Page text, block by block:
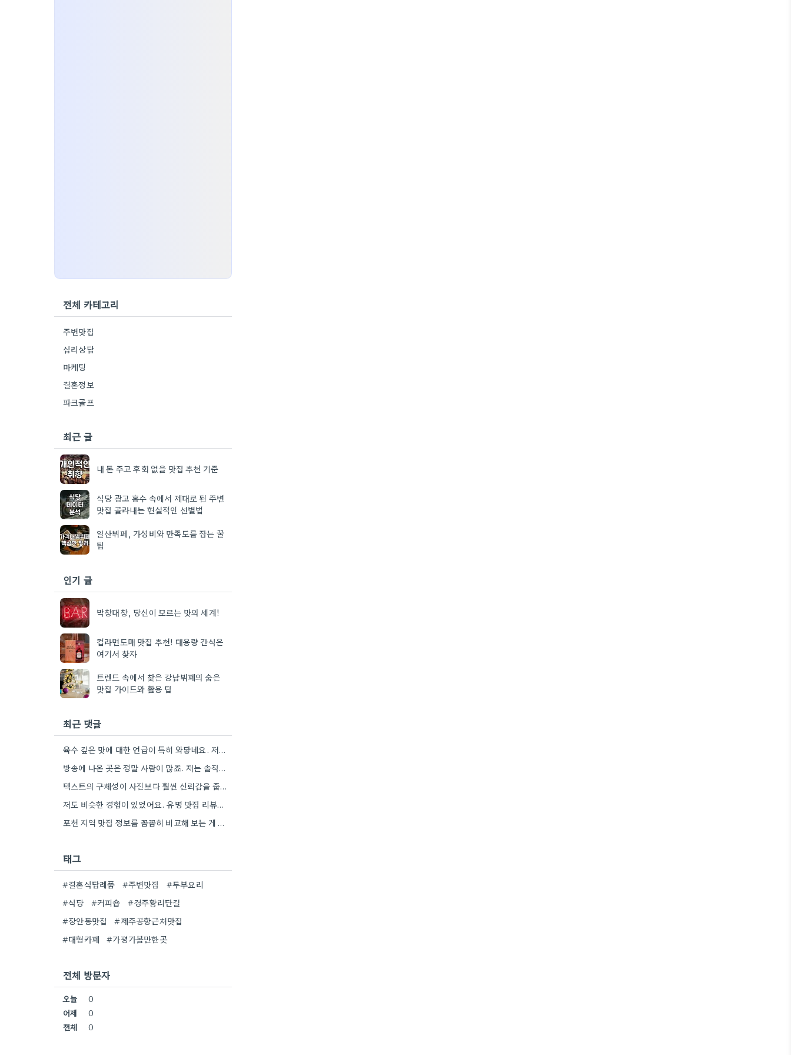
전체 카테고리
주변맛집
심리상담
마케팅
결혼정보
파크골프
최근 글
내 돈 주고 후회 없을 맛집 추천 기준
식당 광고 홍수 속에서 제대로 된 주변
맛집 골라내는 현실적인 선별법
일산뷔페, 가성비와 만족도를 잡는 꿀
팁
인기 글
막창대창, 당신이 모르는 맛의 세계!
컵라면도매 맛집 추천! 대용량 간식은
여기서 찾자
트렌드 속에서 찾은 강남뷔페의 숨은
맛집 가이드와 활용 팁
최근 댓글
육수 깊은 맛에 대한 언급이 특히 와닿네요. 저도 음식을 먹을 때 육수의 깊은 맛을 중요하게…
방송에 나온 곳은 정말 사람이 많죠. 저는 솔직히 메뉴 자체의 품질이 더 중요하다고 생각해요.
텍스트의 구체성이 사진보다 훨씬 신뢰감을 줍니다. 특히 사장님이 직접 요리하는 곳을 찾는 게 좋은 전략인…
저도 비슷한 경험이 있었어요. 유명 맛집 리뷰만 보다가, 동네 맛집에서 훨씬 더 맛있는 음식을 먹고…
포천 지역 맛집 정보를 꼼꼼히 비교해 보는 게 정말 좋은 팁 같아요. 특히 커뮤니티 언급…
태그
#결혼식답례품 #주변맛집
#두부요리
#식당
#커피숍
#경주황리단길
#장안동맛집
#제주공항근처맛집
#대형카페
#가평가볼만한곳
전체 방문자
오늘
0
어제
0
전체
0